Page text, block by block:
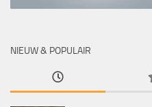
NIEUW & POPULAIR